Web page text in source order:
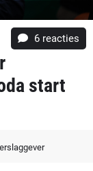
6 reacties
start